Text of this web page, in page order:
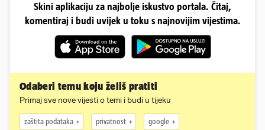
Skini aplikaciju za najbolje iskustvo portala. Čitaj,
komentiraj i budi uvijek u toku s najnovijim vijestima.
Odaberi temu koju želiš pratiti
Primaj sve nove vijesti o temi i budi u tijeku
zaštita podataka privatnost google